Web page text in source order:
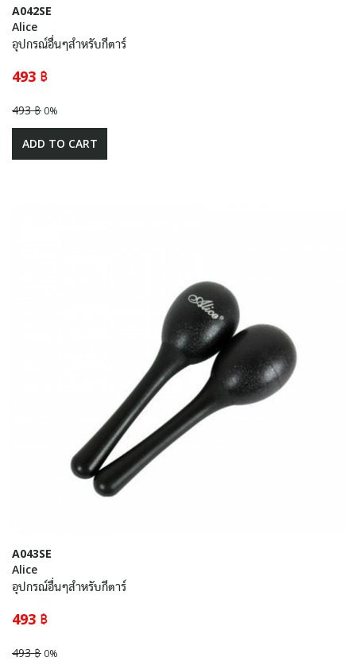
A042SE
Alice
อุปกรณ์อื่นๆสำหรับกีตาร์
493 ฿
493 ฿ 0%
ADD TO CART
A043SE
Alice
อุปกรณ์อื่นๆสำหรับกีตาร์
493 ฿
493 ฿ 0%